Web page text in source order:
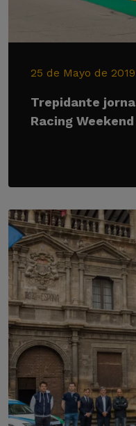
25 de Mayo de 2019
Trepidante
Racing